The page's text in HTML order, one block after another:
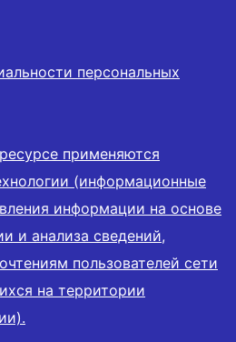
персональных
применяются
(информационные
информации на основе
и анализа сведений,
пользователей сети
на территории